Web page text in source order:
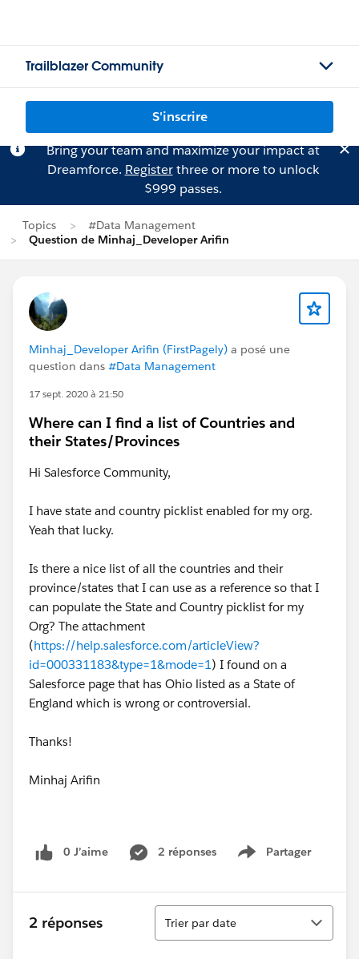
Trailblazer Community
S'inscrire
Bring your team and maximize your impact at
Dreamforce. Registerthree or more to unlock
$999 passes.
Topics
#Data Management
Question de Minhaj_Developer Arifin
Minhaj_Developer Arifin (FirstPagely) a posé une
question dans #Data Management
17 sept. 2020 à 21:50
Where can I find a list of Countries and
their States/Provinces
Hi Salesforce Community,
I have state and country picklist enabled for my org.
Yeah that lucky.
Is there a nice list of all the countries and their
province/states that I can use as a reference so that I
can populate the State and Country picklist for my
Org? The attachment
(https://help.salesforce.com/articleView?
id=000331183&type=1&mode=1) I found on a
Salesforce page that has Ohio listed as a State of
England which is wrong or controversial.
Thanks!
Minhaj Arifin
0 J’aime 2 réponses Partager
Show menu
2 réponses
Tri
Trier par date